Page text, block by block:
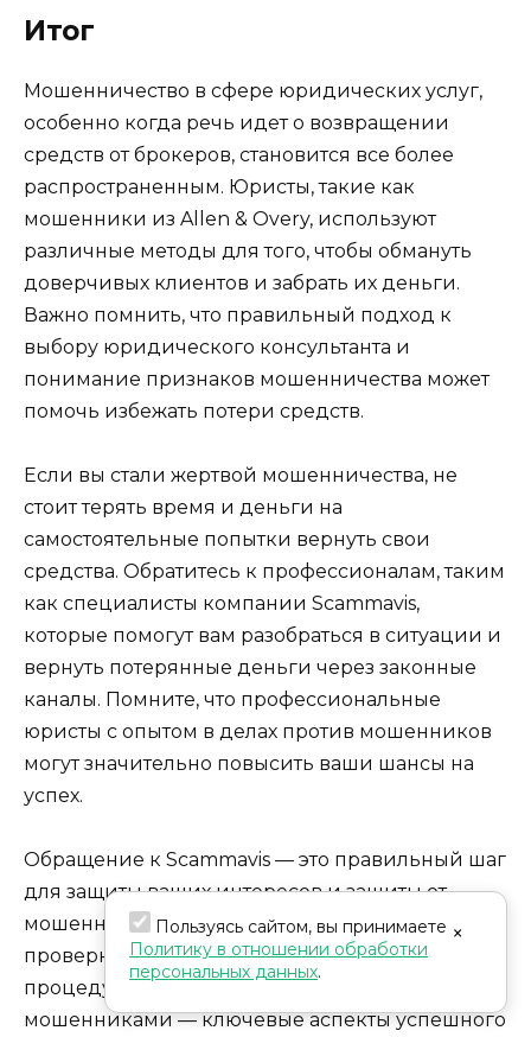
Итог
Мошенничество в сфере юридических услуг,
особенно когда речь идет о возвращении
средств от брокеров, становится все более
распространенным. Юристы, такие как
мошенники из Allen & Overy, используют
различные методы для того, чтобы обмануть
доверчивых клиентов и забрать их деньги.
Важно помнить, что правильный подход к
выбору юридического консультанта и
понимание признаков мошенничества может
помочь избежать потери средств.
Если вы стали жертвой мошенничества, не
стоит терять время и деньги на
самостоятельные попытки вернуть свои
средства. Обратитесь к профессионалам, таким
как специалисты компании Scammavis,
которые помогут вам разобраться в ситуации и
вернуть потерянные деньги через законные
каналы. Помните, что профессиональные
юристы с опытом в делах против мошенников
могут значительно повысить ваши шансы на
успех.
Обращение к Scammavis — это правильный шаг
для защиты ваших интересов и защиты от
мошенников. Помните, что тщательная
проверка, соблюдение всех юридических
процедур и грамотное обращение с
мошенниками — ключевые аспекты успешного
×
Пользуясь сайтом, вы принимаете
Политику в отношении обработки
персональных данных.